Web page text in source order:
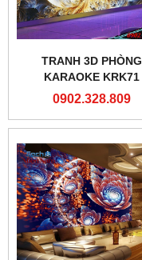
TRANH 3D PHÒNG
KARAOKE KRK71
0902.328.809